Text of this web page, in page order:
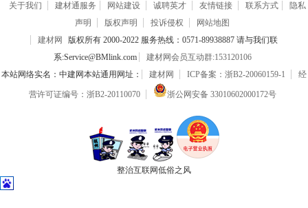
关于我们 建材通服务 网站建设 诚聘英才 友情链接 联系方式
隐私
声明
版权声明 投诉侵权
网站地图
建材网
版权所有 2000-2022 服务热线：0571-89938887 请与我们联
系:Service@BMlink.com
建材网会员互动群:153120106
本站网络实名：中建网本站通用网址：
建材网 ICP备案：浙B2-20060159-1 经
营许可证编号：浙B2-20110070 浙公网安备 33010602000172号
整治互联网低俗之风